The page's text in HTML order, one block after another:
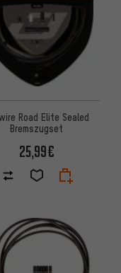
Road Elite Sealed
Bremszugset
25,99€